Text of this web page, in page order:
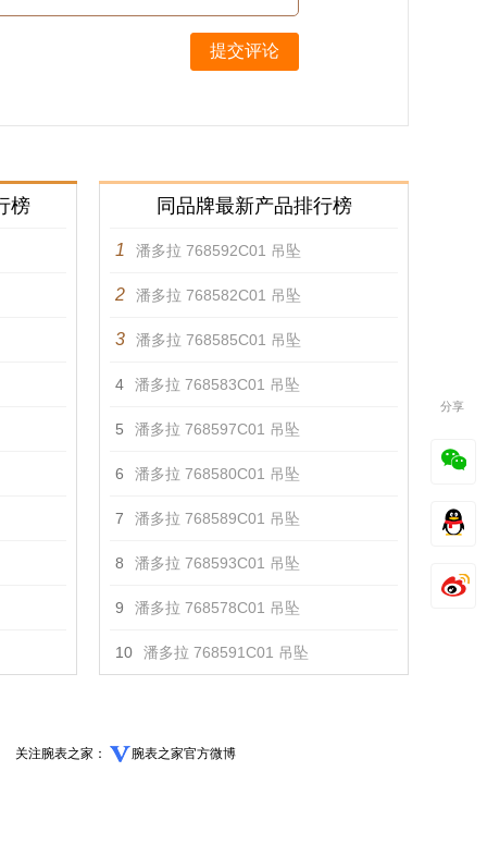
提交评论
榜 同品牌最新产品排行榜
1 潘多拉 768592C01 吊坠
2 潘多拉 768582C01 吊坠
3 潘多拉 768585C01 吊坠
4 潘多拉 768583C01 吊坠
5 潘多拉 768597C01 吊坠
6 潘多拉 768580C01 吊坠
7 潘多拉 768589C01 吊坠
8 潘多拉 768593C01 吊坠
9 潘多拉 768578C01 吊坠
10 潘多拉 768591C01 吊坠
关注腕表之家： 腕表之家官方微博
分享